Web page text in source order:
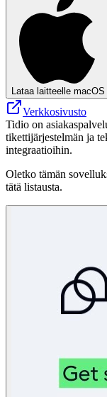
Lataa laitteelle macOS
Verkkosivusto
Tidio on
tikettijärjestelmän ja
integraatioihin.
Oletko tämän
tätä listausta.